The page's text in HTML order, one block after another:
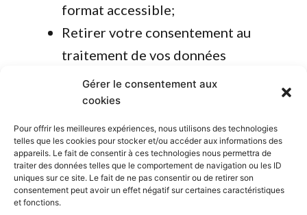
Gérer le consentement aux
cookies
Pour offrir les meilleures expériences, nous utilisons des technologies
telles que les cookies pour stocker et/ou accéder aux informations des
appareils. Le fait de consentir à ces technologies nous permettra de
traiter des données telles que le comportement de navigation ou les ID
uniques sur ce site. Le fait de ne pas consentir ou de retirer son
consentement peut avoir un effet négatif sur certaines caractéristiques
et fonctions.
format accessible;
Retirer votre consentement au
traitement de vos données
personnelles;
Porter plainte à l’autorité
compétente si vous estimez que
nous traitons vos données en
violation des lois applicables en
matière de protection des données.